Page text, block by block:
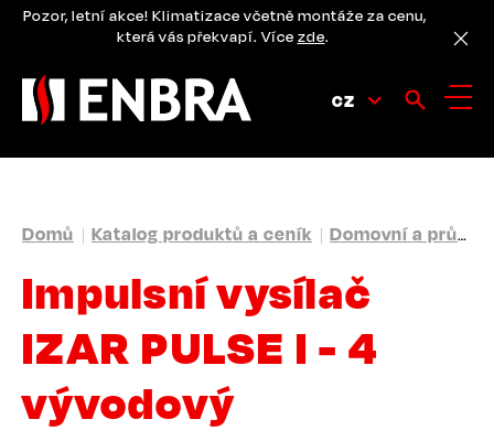
PřejítPozor, letní akce! Klimatizace včetně montáže za cenu,
která vás překvapí. Více zde.
CZ
DROBEČKOVÁ
NAVIGACE
Domů Katalog produktů a ceník Domovní a průmyslové vodoměry
Impulsní vysílač
IZAR PULSE I - 4
vývodový